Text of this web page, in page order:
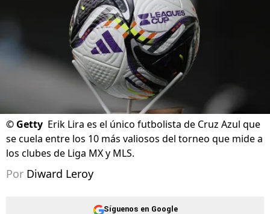
© Getty Erik Lira es el único futbolista de Cruz Azul que
se cuela entre los 10 más valiosos del torneo que mide a
los clubes de Liga MX y MLS.
Por Diward Leroy
Síguenos en Google